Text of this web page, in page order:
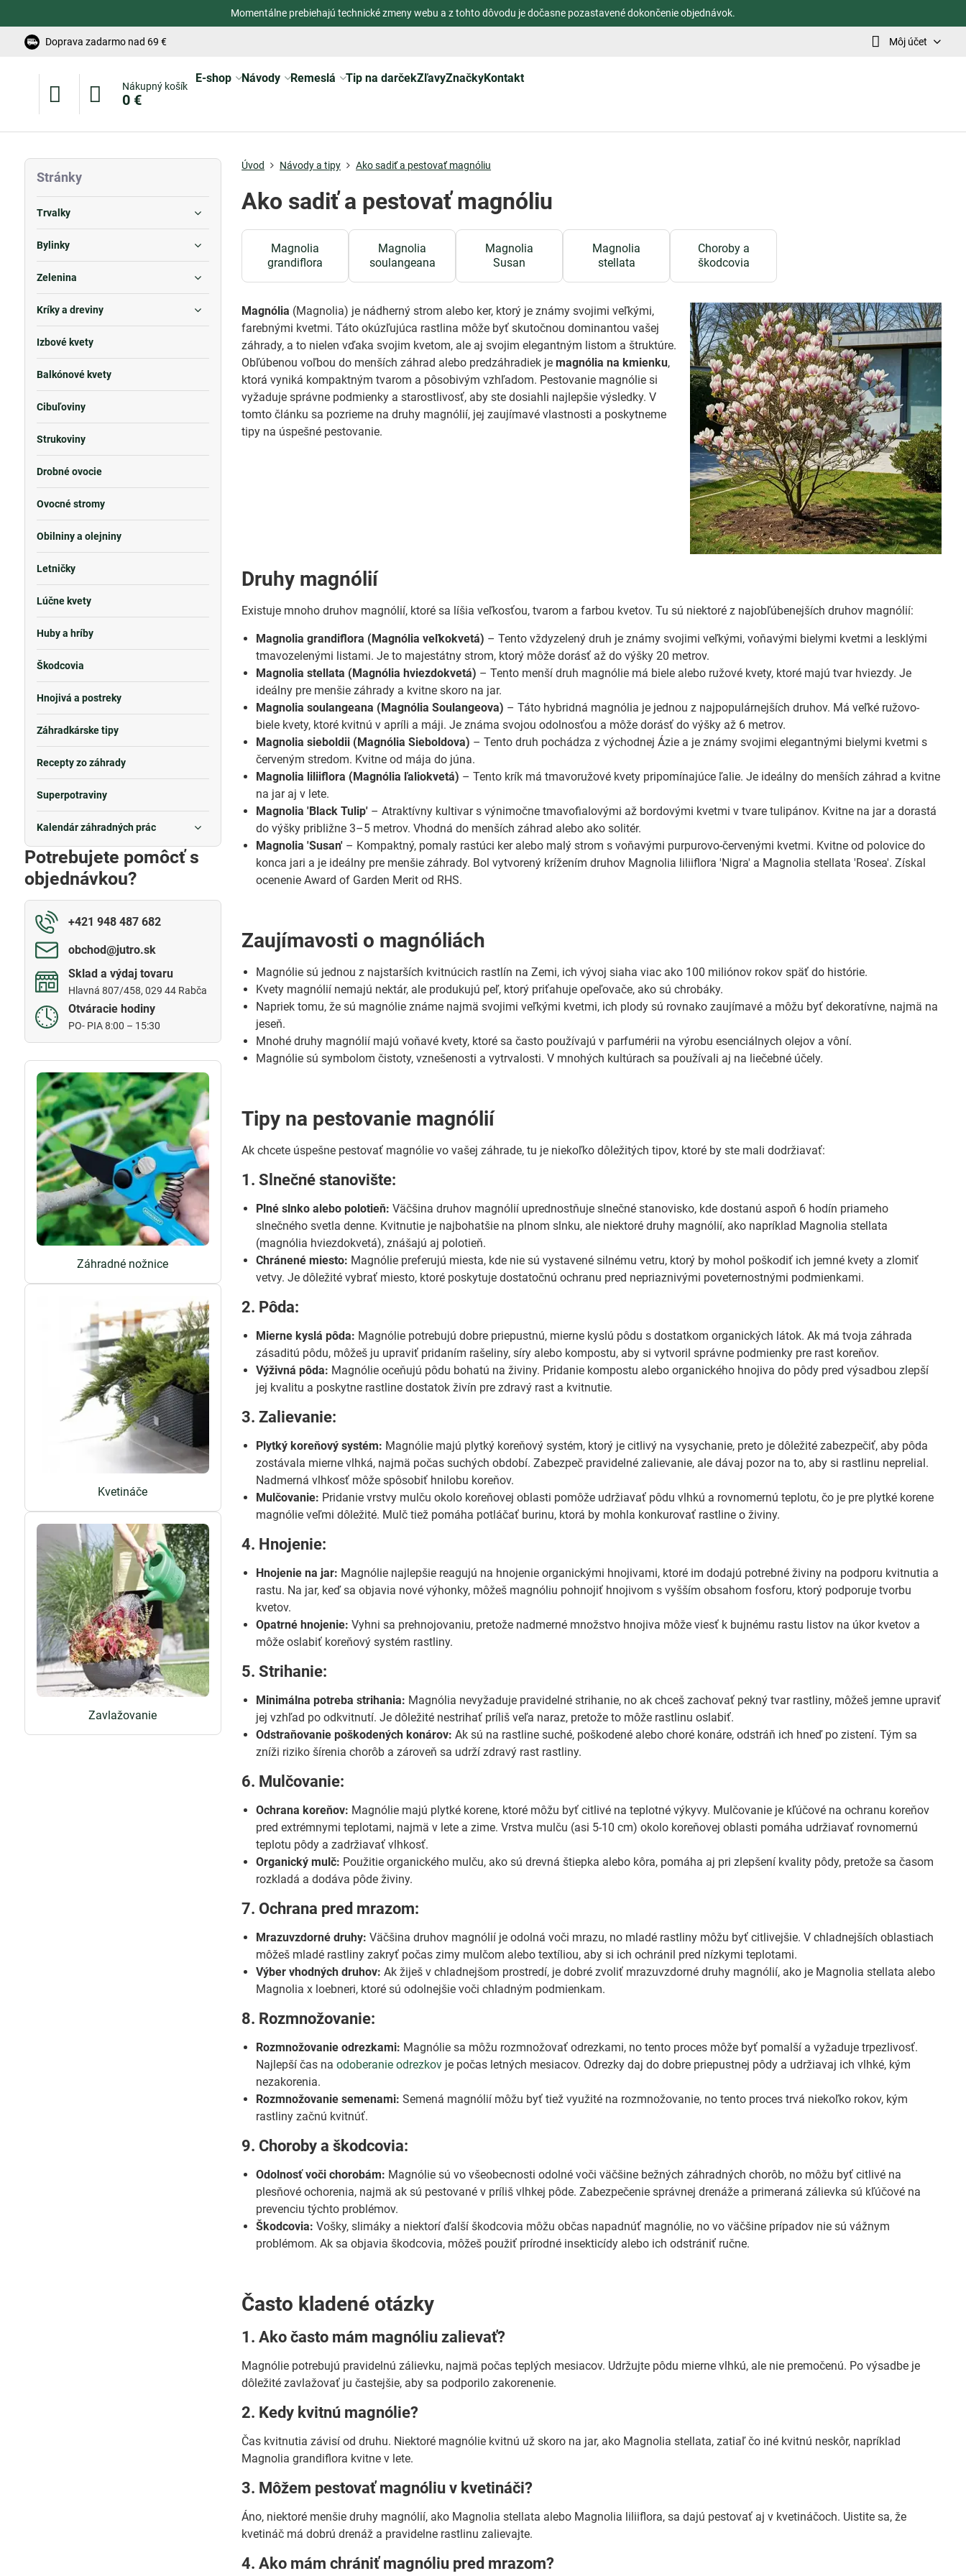
Momentálne prebiehajú technické zmeny webu a z tohto dôvodu je dočasne pozastavené dokončenie objednávok.
Doprava zadarmo nad 69 € Môj účet
Nákupný košík
0 €
E-shop Návody Remeslá Tip na darčekZľavyZnačkyKontakt
Úvod Návody a tipy Ako sadiť a pestovať magnóliu
Ako sadiť a pestovať magnóliu
Magnolia
grandiflora
Magnolia
soulangeana
Magnolia
Susan
Magnolia
stellata
Choroby a
škodcovia
Magnólia (Magnolia) je nádherný strom alebo ker, ktorý je známy svojimi veľkými,
farebnými kvetmi. Táto okúzľujúca rastlina môže byť skutočnou dominantou vašej
záhrady, a to nielen vďaka svojim kvetom, ale aj svojim elegantným listom a štruktúre.
Obľúbenou voľbou do menších záhrad alebo predzáhradiek jemagnólia na kmienku,
ktorá vyniká kompaktným tvarom a pôsobivým vzhľadom. Pestovanie magnólie si
vyžaduje správne podmienky a starostlivosť, aby ste dosiahli najlepšie výsledky. V
tomto článku sa pozrieme na druhy magnólií, jej zaujímavé vlastnosti a poskytneme
tipy na úspešné pestovanie.
Druhy magnólií
Existuje mnoho druhov magnólií, ktoré sa líšia veľkosťou, tvarom a farbou kvetov. Tu sú niektoré z najobľúbenejších druhov magnólií:
Magnolia grandiflora (Magnólia veľkokvetá) – Tento vždyzelený druh je známy svojimi veľkými, voňavými bielymi kvetmi a lesklými
tmavozelenými listami. Je to majestátny strom, ktorý môže dorásť až do výšky 20 metrov.
Magnolia stellata (Magnólia hviezdokvetá) – Tento menší druh magnólie má biele alebo ružové kvety, ktoré majú tvar hviezdy. Je
ideálny pre menšie záhrady a kvitne skoro na jar.
Magnolia soulangeana (Magnólia Soulangeova) – Táto hybridná magnólia je jednou z najpopulárnejších druhov. Má veľké ružovo-
biele kvety, ktoré kvitnú v apríli a máji. Je známa svojou odolnosťou a môže dorásť do výšky až 6 metrov.
Magnolia sieboldii (Magnólia Sieboldova) – Tento druh pochádza z východnej Ázie a je známy svojimi elegantnými bielymi kvetmi s
červeným stredom. Kvitne od mája do júna.
Magnolia liliiflora (Magnólia ľaliokvetá) – Tento krík má tmavoružové kvety pripomínajúce ľalie. Je ideálny do menších záhrad a kvitne
na jar aj v lete.
Magnolia 'Black Tulip' – Atraktívny kultivar s výnimočne tmavofialovými až bordovými kvetmi v tvare tulipánov. Kvitne na jar a dorastá
do výšky približne 3–5 metrov. Vhodná do menších záhrad alebo ako solitér.
Magnolia 'Susan' – Kompaktný, pomaly rastúci ker alebo malý strom s voňavými purpurovo-červenými kvetmi. Kvitne od polovice do
konca jari a je ideálny pre menšie záhrady. Bol vytvorený krížením druhov Magnolia liliiflora 'Nigra' a Magnolia stellata 'Rosea'. Získal
ocenenie Award of Garden Merit od RHS.
Zaujímavosti o magnóliách
Magnólie sú jednou z najstarších kvitnúcich rastlín na Zemi, ich vývoj siaha viac ako 100 miliónov rokov späť do histórie.
Kvety magnólií nemajú nektár, ale produkujú peľ, ktorý priťahuje opeľovače, ako sú chrobáky.
Napriek tomu, že sú magnólie známe najmä svojimi veľkými kvetmi, ich plody sú rovnako zaujímavé a môžu byť dekoratívne, najmä na
jeseň.
Mnohé druhy magnólií majú voňavé kvety, ktoré sa často používajú v parfumérii na výrobu esenciálnych olejov a vôní.
Magnólie sú symbolom čistoty, vznešenosti a vytrvalosti. V mnohých kultúrach sa používali aj na liečebné účely.
Tipy na pestovanie magnólií
Ak chcete úspešne pestovať magnólie vo vašej záhrade, tu je niekoľko dôležitých tipov, ktoré by ste mali dodržiavať:
1. Slnečné stanovište:
Plné slnko alebo polotieň: Väčšina druhov magnólií uprednostňuje slnečné stanovisko, kde dostanú aspoň 6 hodín priameho
slnečného svetla denne. Kvitnutie je najbohatšie na plnom slnku, ale niektoré druhy magnólií, ako napríklad Magnolia stellata
(magnólia hviezdokvetá), znášajú aj polotieň.
Chránené miesto: Magnólie preferujú miesta, kde nie sú vystavené silnému vetru, ktorý by mohol poškodiť ich jemné kvety a zlomiť
vetvy. Je dôležité vybrať miesto, ktoré poskytuje dostatočnú ochranu pred nepriaznivými poveternostnými podmienkami.
2. Pôda:
Mierne kyslá pôda: Magnólie potrebujú dobre priepustnú, mierne kyslú pôdu s dostatkom organických látok. Ak má tvoja záhrada
zásaditú pôdu, môžeš ju upraviť pridaním rašeliny, síry alebo kompostu, aby si vytvoril správne podmienky pre rast koreňov.
Výživná pôda: Magnólie oceňujú pôdu bohatú na živiny. Pridanie kompostu alebo organického hnojiva do pôdy pred výsadbou zlepší
jej kvalitu a poskytne rastline dostatok živín pre zdravý rast a kvitnutie.
3. Zalievanie:
Plytký koreňový systém: Magnólie majú plytký koreňový systém, ktorý je citlivý na vysychanie, preto je dôležité zabezpečiť, aby pôda
zostávala mierne vlhká, najmä počas suchých období. Zabezpeč pravidelné zalievanie, ale dávaj pozor na to, aby si rastlinu neprelial.
Nadmerná vlhkosť môže spôsobiť hnilobu koreňov.
Mulčovanie: Pridanie vrstvy mulču okolo koreňovej oblasti pomôže udržiavať pôdu vlhkú a rovnomernú teplotu, čo je pre plytké korene
magnólie veľmi dôležité. Mulč tiež pomáha potláčať burinu, ktorá by mohla konkurovať rastline o živiny.
4. Hnojenie:
Hnojenie na jar: Magnólie najlepšie reagujú na hnojenie organickými hnojivami, ktoré im dodajú potrebné živiny na podporu kvitnutia a
rastu. Na jar, keď sa objavia nové výhonky, môžeš magnóliu pohnojiť hnojivom s vyšším obsahom fosforu, ktorý podporuje tvorbu
kvetov.
Opatrné hnojenie: Vyhni sa prehnojovaniu, pretože nadmerné množstvo hnojiva môže viesť k bujnému rastu listov na úkor kvetov a
môže oslabiť koreňový systém rastliny.
5. Strihanie:
Minimálna potreba strihania: Magnólia nevyžaduje pravidelné strihanie, no ak chceš zachovať pekný tvar rastliny, môžeš jemne upraviť
jej vzhľad po odkvitnutí. Je dôležité nestrihať príliš veľa naraz, pretože to môže rastlinu oslabiť.
Odstraňovanie poškodených konárov: Ak sú na rastline suché, poškodené alebo choré konáre, odstráň ich hneď po zistení. Tým sa
zníži riziko šírenia chorôb a zároveň sa udrží zdravý rast rastliny.
6. Mulčovanie:
Ochrana koreňov: Magnólie majú plytké korene, ktoré môžu byť citlivé na teplotné výkyvy. Mulčovanie je kľúčové na ochranu koreňov
pred extrémnymi teplotami, najmä v lete a zime. Vrstva mulču (asi 5-10 cm) okolo koreňovej oblasti pomáha udržiavať rovnomernú
teplotu pôdy a zadržiavať vlhkosť.
Organický mulč: Použitie organického mulču, ako sú drevná štiepka alebo kôra, pomáha aj pri zlepšení kvality pôdy, pretože sa časom
rozkladá a dodáva pôde živiny.
7. Ochrana pred mrazom:
Mrazuvzdorné druhy: Väčšina druhov magnólií je odolná voči mrazu, no mladé rastliny môžu byť citlivejšie. V chladnejších oblastiach
môžeš mladé rastliny zakryť počas zimy mulčom alebo textíliou, aby si ich ochránil pred nízkymi teplotami.
Výber vhodných druhov: Ak žiješ v chladnejšom prostredí, je dobré zvoliť mrazuvzdorné druhy magnólií, ako je Magnolia stellata alebo
Magnolia x loebneri, ktoré sú odolnejšie voči chladným podmienkam.
8. Rozmnožovanie:
Rozmnožovanie odrezkami: Magnólie sa môžu rozmnožovať odrezkami, no tento proces môže byť pomalší a vyžaduje trpezlivosť.
Najlepší čas naodoberanie odrezkov je počas letných mesiacov. Odrezky daj do dobre priepustnej pôdy a udržiavaj ich vlhké, kým
nezakorenia.
Rozmnožovanie semenami: Semená magnólií môžu byť tiež využité na rozmnožovanie, no tento proces trvá niekoľko rokov, kým
rastliny začnú kvitnúť.
9. Choroby a škodcovia:
Odolnosť voči chorobám: Magnólie sú vo všeobecnosti odolné voči väčšine bežných záhradných chorôb, no môžu byť citlivé na
plesňové ochorenia, najmä ak sú pestované v príliš vlhkej pôde. Zabezpečenie správnej drenáže a primeraná zálievka sú kľúčové na
prevenciu týchto problémov.
Škodcovia: Vošky, slimáky a niektorí ďalší škodcovia môžu občas napadnúť magnólie, no vo väčšine prípadov nie sú vážnym
problémom. Ak sa objavia škodcovia, môžeš použiť prírodné insekticídy alebo ich odstrániť ručne.
Často kladené otázky
1. Ako často mám magnóliu zalievať?
Magnólie potrebujú pravidelnú zálievku, najmä počas teplých mesiacov. Udržujte pôdu mierne vlhkú, ale nie premočenú. Po výsadbe je
dôležité zavlažovať ju častejšie, aby sa podporilo zakorenenie.
2. Kedy kvitnú magnólie?
Čas kvitnutia závisí od druhu. Niektoré magnólie kvitnú už skoro na jar, ako Magnolia stellata, zatiaľ čo iné kvitnú neskôr, napríklad
Magnolia grandiflora kvitne v lete.
3. Môžem pestovať magnóliu v kvetináči?
Áno, niektoré menšie druhy magnólií, ako Magnolia stellata alebo Magnolia liliiflora, sa dajú pestovať aj v kvetináčoch. Uistite sa, že
kvetináč má dobrú drenáž a pravidelne rastlinu zalievajte.
4. Ako mám chrániť magnóliu pred mrazom?
Stránky
Trvalky
Bylinky
Zelenina
Kríky a dreviny
Izbové kvety
Balkónové kvety
Cibuľoviny
Strukoviny
Drobné ovocie
Ovocné stromy
Obilniny a olejniny
Letničky
Lúčne kvety
Huby a hríby
Škodcovia
Hnojivá a postreky
Záhradkárske tipy
Recepty zo záhrady
Superpotraviny
Kalendár záhradných prác
Potrebujete pomôcť s
objednávkou?
+421 948 487 682
obchod​@jutro​.sk
Sklad a výdaj tovaru
Hlavná 807/458, 029 44 Rabča
Otváracie hodiny
PO- PIA 8:00 – 15:30
Záhradné nožnice
Kvetináče
Zavlažovanie